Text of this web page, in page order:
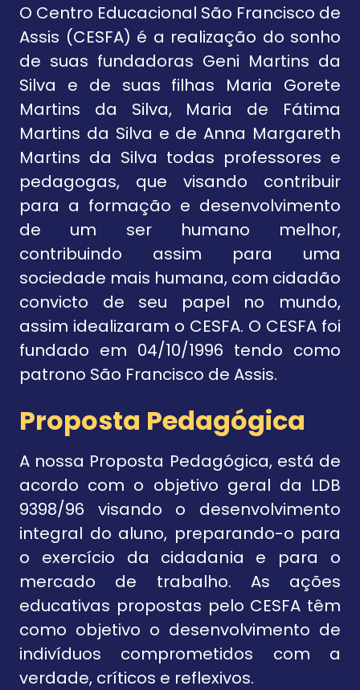
O Centro Educacional São Francisco de
Assis (CESFA) é a realização do sonho
de suas fundadoras Geni Martins da
Silva e de suas filhas Maria Gorete
Martins da Silva, Maria de Fátima
Martins da Silva e de Anna Margareth
Martins da Silva todas professores e
pedagogas, que visando contribuir
para a formação e desenvolvimento
de um ser humano melhor,
contribuindo assim para uma
sociedade mais humana, com cidadão
convicto de seu papel no mundo,
assim idealizaram o CESFA. O CESFA foi
fundado em 04/10/1996 tendo como
patrono São Francisco de Assis.
Proposta Pedagógica
A nossa Proposta Pedagógica, está de
acordo com o objetivo geral da LDB
9398/96 visando o desenvolvimento
integral do aluno, preparando-o para
o exercício da cidadania e para o
mercado de trabalho. As ações
educativas propostas pelo CESFA têm
como objetivo o desenvolvimento de
indivíduos comprometidos com a
verdade, críticos e reflexivos.